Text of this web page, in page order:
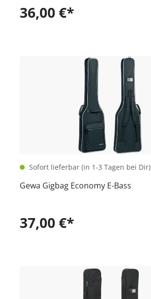
36,00 €*
Sofort lieferbar (in 1-3 Tagen bei Dir)
Gewa Gigbag Economy E-Bass
37,00 €*